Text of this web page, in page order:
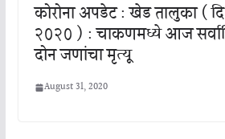
कोरोना अपडेट : खेड तालुका (
२०२० ) : चाकणमध्ये आज
दोन जणांचा मृत्यू
August 31, 2020